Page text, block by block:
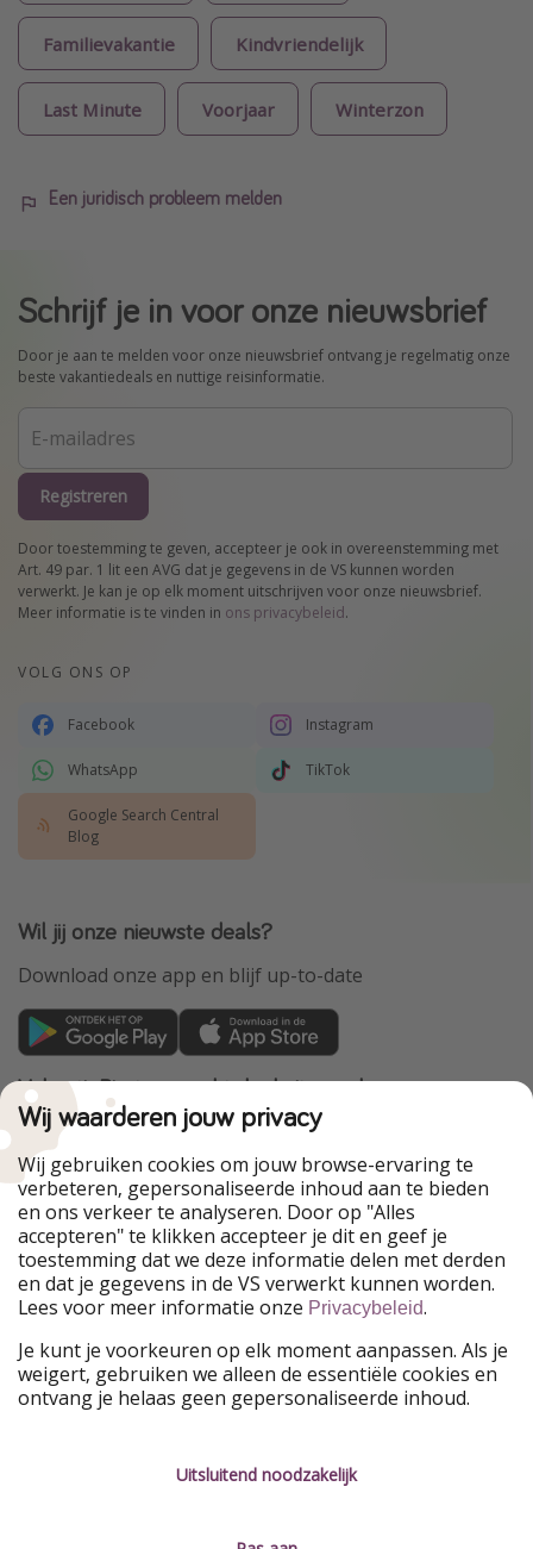
Familievakantie Kindvriendelijk
Last Minute Voorjaar Winterzon
Een juridisch probleem melden
Schrijf je in voor onze nieuwsbrief
Door je aan te melden voor onze nieuwsbrief ontvang je regelmatig onze
beste vakantiedeals en nuttige reisinformatie.
Registreren
Door toestemming te geven, accepteer je ook in overeenstemming met
Art. 49 par. 1 lit een AVG dat je gegevens in de VS kunnen worden
verwerkt. Je kan je op elk moment uitschrijven voor onze nieuwsbrief.
Meer informatie is te vinden in ons privacybeleid.
VOLG ONS OP
Facebook Instagram
WhatsApp TikTok
Google Search Central
Blog
Wil jij onze nieuwste deals?
Download onze app en blijf up-to-date
VakantiePiraten maakt deel uit van de
HolidayPirates Group
Onze markten
PiratinViaggio
HolidayPirates
WakacyjniPiraci
VoyagesPirates
Ferienpiraten
Urlaubspiraten
Urlaubspiraten
ViajerosPiratas
TravelPirates
HolidayPirates Group
Leer ons kennen Juridisch
Wij waarderen jouw privacy
Wij gebruiken cookies om jouw browse-ervaring te
verbeteren, gepersonaliseerde inhoud aan te bieden
en ons verkeer te analyseren. Door op "Alles
accepteren" te klikken accepteer je dit en geef je
toestemming dat we deze informatie delen met derden
en dat je gegevens in de VS verwerkt kunnen worden.
Lees voor meer informatie onze Privacybeleid.
Je kunt je voorkeuren op elk moment aanpassen. Als je
weigert, gebruiken we alleen de essentiële cookies en
ontvang je helaas geen gepersonaliseerde inhoud.
Uitsluitend noodzakelijk